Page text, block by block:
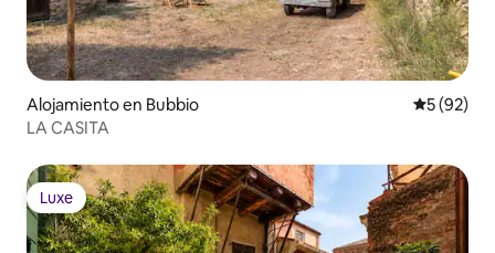
Alojamiento en Bubbio
5 (92)
LA CASITA
Luxe
Luxe